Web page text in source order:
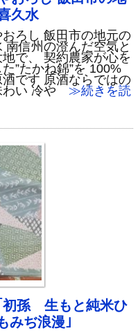
久水
ろし 飯田市の地元の
信州の澄んだ空気と
で、 契約農家が心を
”たかね錦”を 100%
です 原酒ならではの
い 冷や ≫続きを読
初孫 生もと純米ひ
ぢ浪漫｣